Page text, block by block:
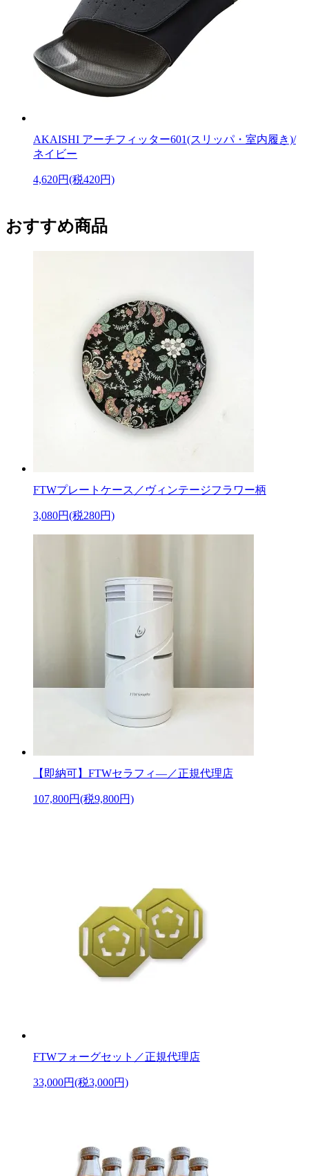
AKAISHI アーチフィッター601(スリッパ・室内履き)/
ネイビー
4,620円(税420円)
おすすめ商品
FTWプレートケース／ヴィンテージフラワー柄
3,080円(税280円)
【即納可】FTWセラフィ―／正規代理店
107,800円(税9,800円)
FTWフォーグセット／正規代理店
33,000円(税3,000円)